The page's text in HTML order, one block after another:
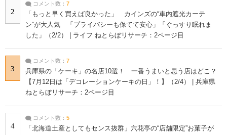
2
コメント数： 7
「もっと早く買えば良かった」 カインズの“車内遮光カーテ
ン”が大人気 「プライバシーも保てて安心」「ぐっすり眠れま
した」（2/2） | ライフ ねとらぼリサーチ：2ページ目
3
コメント数： 7
兵庫県の「ケーキ」の名店10選！ 一番うまいと思う店はどこ？
【7月12日は「デコレーションケーキの日」！】（2/4） | 兵庫県
ねとらぼリサーチ：2ページ目
4
コメント数： 5
「北海道土産としてもセンス抜群」六花亭の“店舗限定”お菓子が